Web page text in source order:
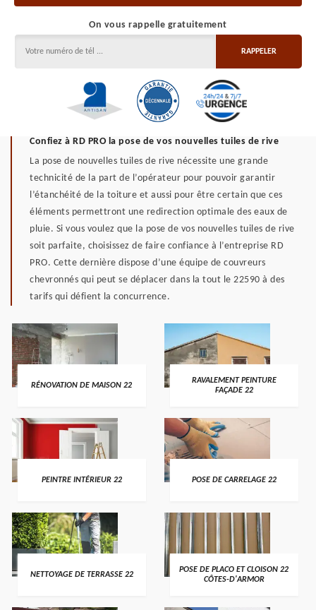
On vous rappelle gratuitement
Confiez à RD PRO la pose de vos nouvelles tuiles de rive
La pose de nouvelles tuiles de rive nécessite une grande
technicité de la part de l’opérateur pour pouvoir garantir
l’étanchéité de la toiture et aussi pour être certain que ces
éléments permettront une redirection optimale des eaux de
pluie. Si vous voulez que la pose de vos nouvelles tuiles de rive
soit parfaite, choisissez de faire confiance à l’entreprise RD
PRO. Cette dernière dispose d’une équipe de couvreurs
chevronnés qui peut se déplacer dans la tout le 22590 à des
tarifs qui défient la concurrence.
RÉNOVATION DE MAISON 22
RAVALEMENT PEINTURE
FAÇADE 22
PEINTRE INTÉRIEUR 22 POSE DE CARRELAGE 22
NETTOYAGE DE TERRASSE 22
POSE DE PLACO ET CLOISON 22
CÔTES-D'ARMOR